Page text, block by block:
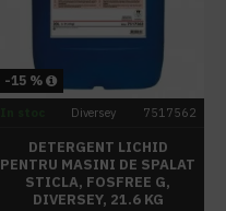
-15 %
Diversey 7517562
DETERGENT LICHID
PENTRU MASINI DE SPALAT
STICLA, FOSFREE G,
DIVERSEY, 21.6 KG